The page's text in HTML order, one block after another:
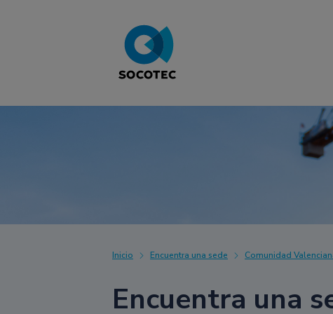
Inicio Encuentra una sede Comunidad
Encuentra una